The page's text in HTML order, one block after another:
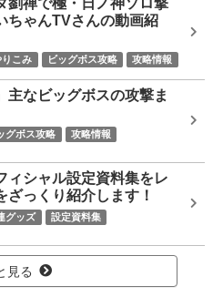
ちゃんTVさんの動画紹
りこみ ビッグボス攻略
攻略情報
ビッグボス 日ノ神
主なビッグボスの攻撃ま
グボス攻略
攻略情報
ノルカソルカ
ビッグボス
彰
レッドJ劉備
大魔王シブ
魔王コイ
ィシャル設定資料集をレ
ざっくり紹介します！
グッズ 設定資料集
見る